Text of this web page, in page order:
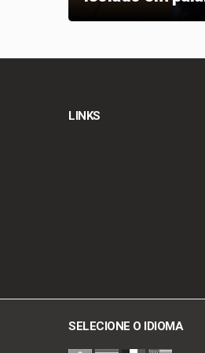
LINKS
SELECIONE O IDIOMA